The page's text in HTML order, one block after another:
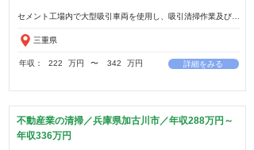
三重県
年収： 222 万円 ​〜 342 万円 詳細をみる
不動産業の清掃／兵庫県加古川市／年収288万円～
年収336万円